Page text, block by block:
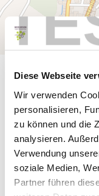
Diese Webseite
Wir verwenden
personalisieren,
zu können und die
analysieren.
Verwendung
soziale Medien,
Partner führen
Vrije dag